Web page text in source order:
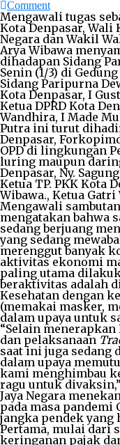
Comment
Mengawali tugas
Kota Denpasar, Wali
Negara dan Wakil
Arya Wibawa
dihadapan Sidang
Senin (1/3) di
Sidang Paripurna
Kota Denpasar, I
Ketua DPRD Kota
Wandhira, I Made
Putra ini turut
Denpasar,
OPD di lingkungan
luring maupun
Denpasar, Ny.
Ketua TP. PKK Kota
Wibawa., Ketua Gatri
Mengawali
mengatakan bahwa
sedang berjuang
yang sedang
merenggut banyak
aktivitas ekonomi
paling utama
beraktivitas adalah
Kesehatan dengan
(memakai masker,
dalam upaya untuk
“Selain
dan pelaksanaan
saat ini juga sedang
dalam upaya
kami menghimbau
ragu untuk
Jaya Negara
pada masa
jangka pendek yang
Pertama, mulai dari
keringanan pajak